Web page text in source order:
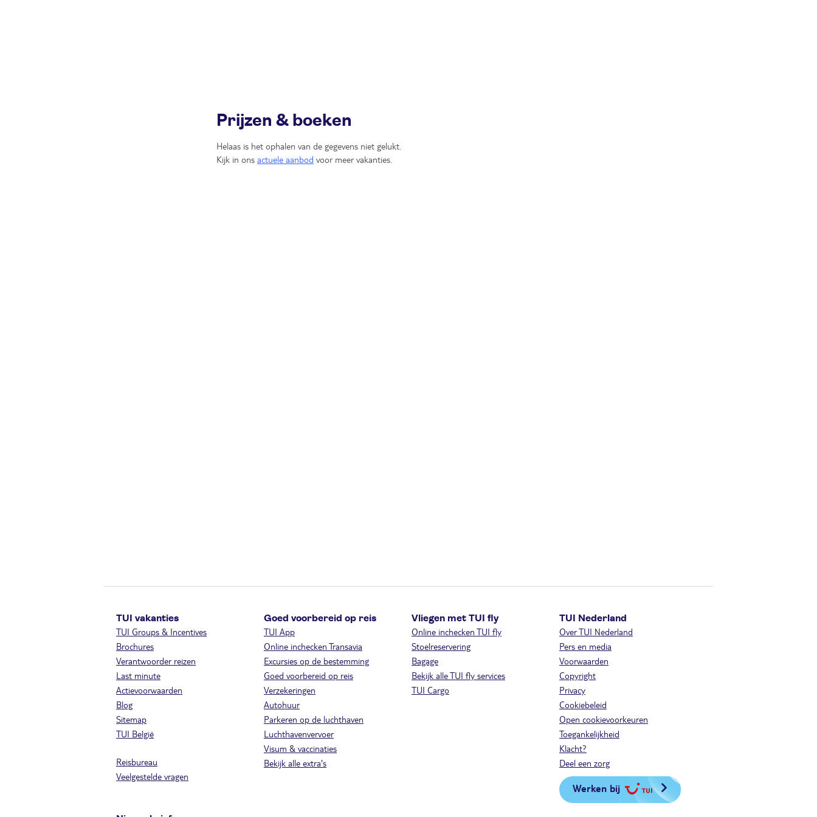
Prijzen & boeken
Helaas is het ophalen van de gegevens niet gelukt.
Kijk in ons actuele aanbod voor meer vakanties.
TUI vakanties
TUI Groups & Incentives
Brochures
Verantwoorder reizen
Last minute
Actievoorwaarden
Blog
Sitemap
TUI België
Reisbureau
Veelgestelde vragen
Goed voorbereid op reis
TUI App
Online inchecken Transavia
Excursies op de bestemming
Goed voorbereid op reis
Verzekeringen
Autohuur
Parkeren op de luchthaven
Luchthavenvervoer
Visum & vaccinaties
Bekijk alle extra's
Vliegen met TUI fly
Online inchecken TUI fly
Stoelreservering
Bagage
Bekijk alle TUI fly services
TUI Cargo
TUI Nederland
Over TUI Nederland
Pers en media
Voorwaarden
Copyright
Privacy
Cookiebeleid
Open cookievoorkeuren
Toegankelijkheid
Klacht?
Deel een zorg
Werken bij